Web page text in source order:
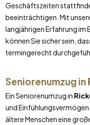
Geschäftszeiten
beeinträchtigen. Mit
langjährigen Erfahrung im
können Sie sicher sein,
termingerecht
Seniorenumzug in
Ein Seniorenumzug in
und
ältere Menschen eine